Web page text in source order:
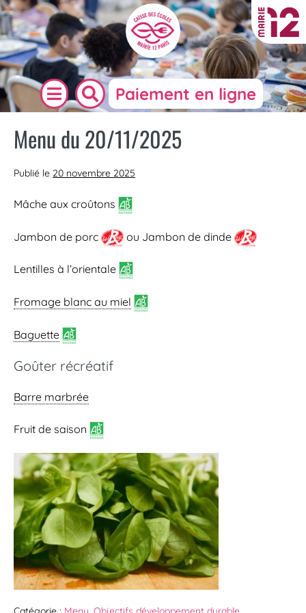
Paiement en ligne
Menu du 20/11/2025
Publié le 20 novembre 2025
Mâche aux croûtons
Jambon de porc ou Jambon de dinde
Lentilles à l’orientale
Fromage blanc au miel
Baguette
Goûter récréatif
Barre marbrée
Fruit de saison